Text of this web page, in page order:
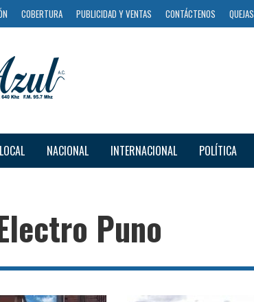
COBERTURA PUBLICIDAD Y VENTAS CONTÁCTENOS QUEJAS
LOCAL NACIONAL INTERNACIONAL POLÍTICA
Puno